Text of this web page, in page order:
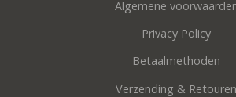
Algemene
Privacy Policy
Betaalmethoden
Verzending & Retouren